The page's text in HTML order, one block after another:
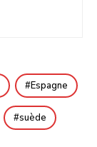
Espagne
suède